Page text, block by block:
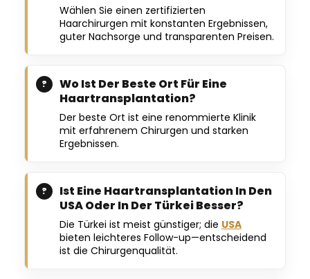
Wählen Sie einen zertifizierten
Haarchirurgen mit konstanten Ergebnissen,
guter Nachsorge und transparenten Preisen.
Wo Ist Der Beste Ort Für Eine
Haartransplantation?
Der beste Ort ist eine renommierte Klinik
mit erfahrenem Chirurgen und starken
Ergebnissen.
Ist Eine Haartransplantation In Den
USA Oder In Der Türkei Besser?
Die Türkei ist meist günstiger; die USA
bieten leichteres Follow-up—entscheidend
ist die Chirurgenqualität.